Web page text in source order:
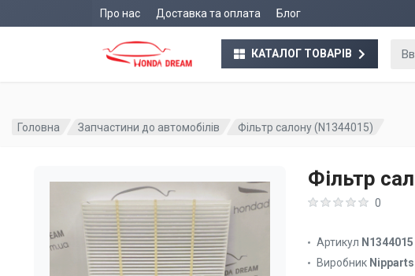
Про нас Доставка та оплата Блог
КАТАЛОГ ТОВАРІВ
Головна Запчастини до автомобілів Фільтр салону (N1344015)
Фільтр
0
Артикул N1344015
Виробник Nipparts